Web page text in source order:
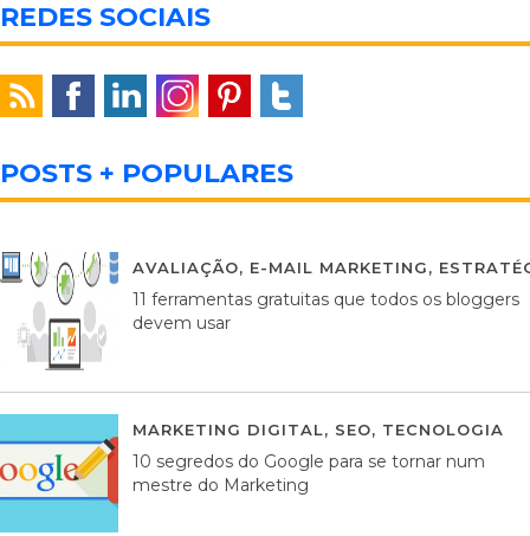
REDES SOCIAIS
POSTS + POPULARES
AVALIAÇÃO, E-MAIL MARKETING,
11 ferramentas gratuitas que todos os bloggers
devem usar
MARKETING DIGITAL, SEO, TECNOLOGIA
10 segredos do Google para se tornar num
mestre do Marketing